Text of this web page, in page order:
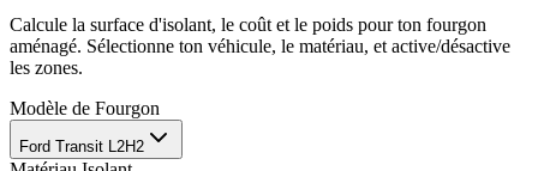
Calcule la surface d'isolant, le coût et le poids pour ton fourgon
aménagé. Sélectionne ton véhicule, le matériau, et active/désactive
les zones.
Modèle de Fourgon
Ford Transit L2H2